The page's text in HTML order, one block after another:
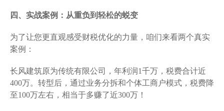
四、实战案例：从重负到轻松的蜕变
为了让您更直观感受财税优化的力量，咱们来看两个真实
案例：
长风建筑原为传统有限公司，年利润1千万，税费合计近
400万。转型后，通过业务分拆和个体工商户模式，税费降
至100万左右，相当于多赚了近300万！